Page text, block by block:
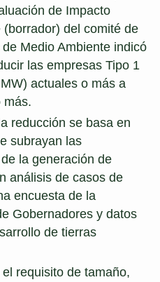
de Impacto
del comité de
Medio Ambiente indicó
las empresas Tipo 1
actuales o más a
más.
reducción se basa en
subrayan las
la generación de
análisis de casos de
encuesta de la
Gobernadores y datos
de tierras
requisito de tamaño,